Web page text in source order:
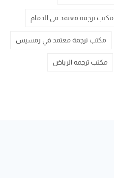
مكتب ترجمة معتمد في الدمام
مكتب ترجمة معتمد في رمسيس
مكتب ترجمه الرياض